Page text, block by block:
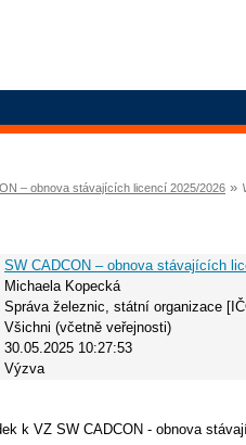
– obnova stávajících licencí 2025/2026 »
SW CADCON – obnova stávajících
Michaela Kopecká
Správa železnic, státní organizace
Všichni (včetně veřejnosti)
30.05.2025 10:27:53
Výzva
k VZ SW CADCON - obnova